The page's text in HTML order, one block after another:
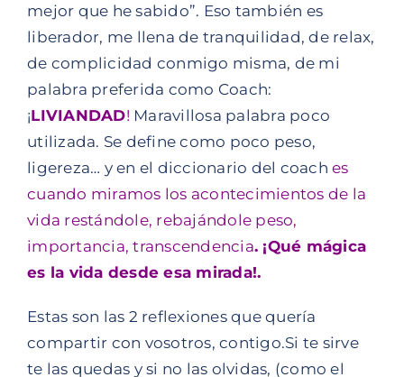
mejor que he sabido”. Eso también es
liberador, me llena de tranquilidad, de relax,
de complicidad conmigo misma, de mi
palabra preferida como Coach:
¡LIVIANDAD! Maravillosa palabra poco
utilizada. Se define como poco peso,
ligereza… y en el diccionario del coaches
cuando miramos los acontecimientos de la
vida restándole, rebajándole peso,
importancia, transcendencia. ¡Qué mágica
es la vida desde esa mirada!.
Estas son las 2 reflexiones que quería
compartir con vosotros, contigo.Si te sirve
te las quedas y si no las olvidas, (como el